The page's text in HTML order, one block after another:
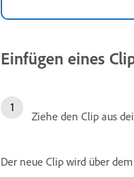
Einfügen eines
Ziehe den Clip aus
Der neue Clip wird über